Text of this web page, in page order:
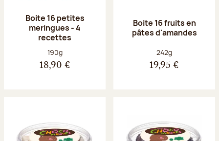
Boite 16 petites
meringues - 4
recettes
Poids net :
190g
18,90 €
Boite 16 fruits en
pâtes d'amandes
Poids net :
242g
19,95 €